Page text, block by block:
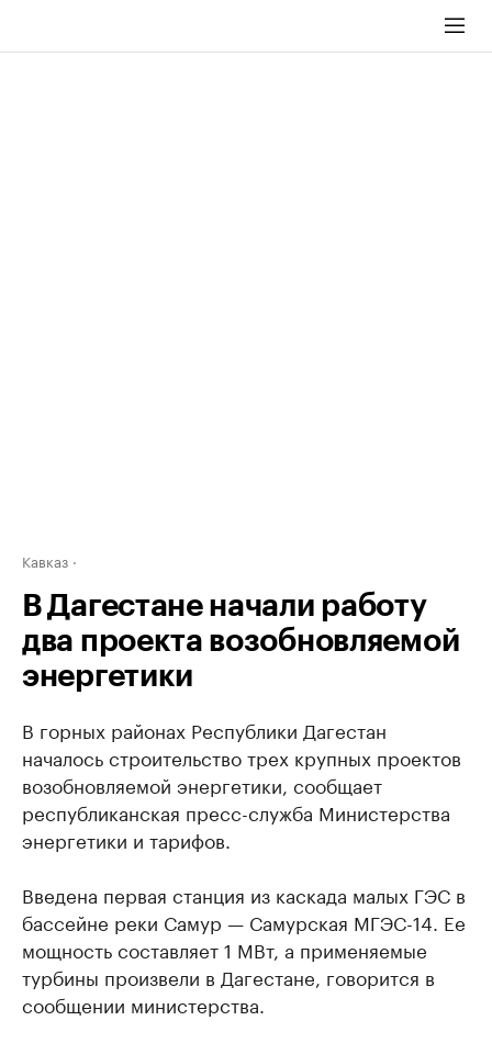
Кавказ
В Дагестане начали работу
два проекта возобновляемой
энергетики
В горных районах Республики Дагестан
началось строительство трех крупных проектов
возобновляемой энергетики, сообщает
республиканская пресс-служба Министерства
энергетики и тарифов.
Введена первая станция из каскада малых ГЭС в
бассейне реки Самур — Самурская МГЭС-14. Ее
мощность составляет 1 МВт, а применяемые
турбины произвели в Дагестане, говорится в
сообщении министерства.